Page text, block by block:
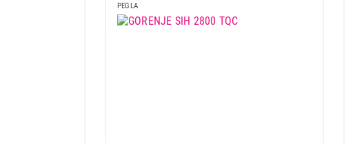
PEGLA